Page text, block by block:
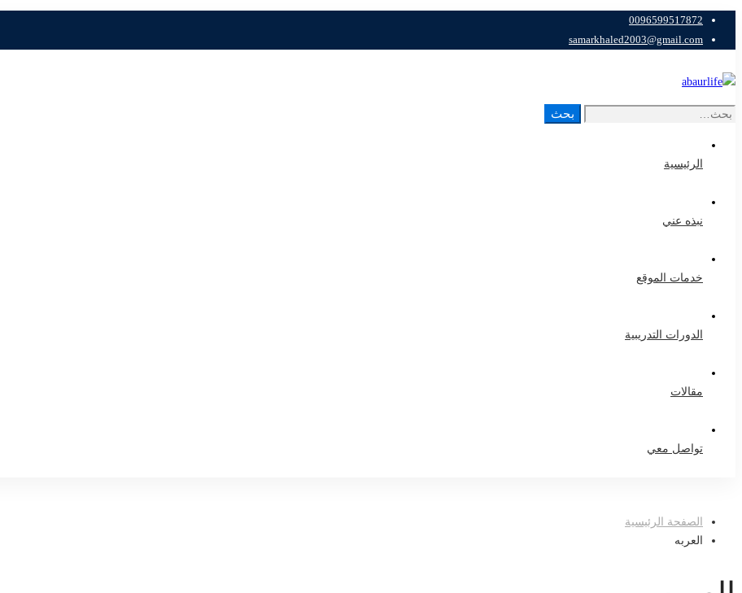
0096599517872
samarkhaled2003@gmail.com
بحث
بحث
الرئيسية
نبذه عني
خدمات الموقع
الدورات التدريبية
مقالات
تواصل معي
الصفحة الرئيسية
العربه